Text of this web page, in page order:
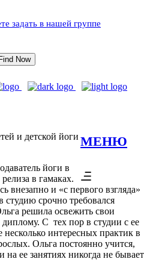
задать в нашей группе
Find Now
МЕНЮ
и детской йоги
йоги в
в гамаках.
внезапно и «с первого взгляда»
студию срочно требовался
решила освежить свои
С тех пор в студии с ее
интересных практик в
Ольга постоянно учится,
на ее занятиях никогда не бывает